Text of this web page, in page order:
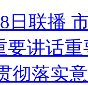
日联播
要讲话
彻落实